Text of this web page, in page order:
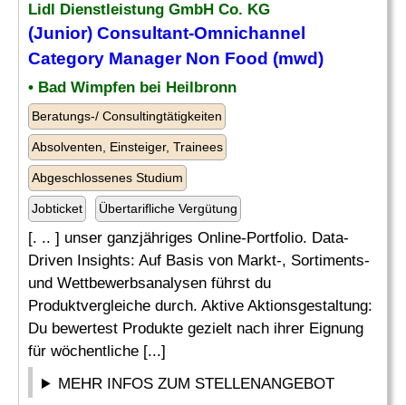
Lidl Dienstleistung GmbH Co. KG
(Junior) Consultant-Omnichannel
Category Manager Non Food (mwd)
• Bad Wimpfen bei Heilbronn
Beratungs-/ Consultingtätigkeiten
Absolventen, Einsteiger, Trainees
Abgeschlossenes Studium
Jobticket Übertarifliche Vergütung
[. .. ] unser ganzjähriges Online-Portfolio. Data-
Driven Insights: Auf Basis von Markt-, Sortiments-
und Wettbewerbsanalysen führst du
Produktvergleiche durch. Aktive Aktionsgestaltung:
Du bewertest Produkte gezielt nach ihrer Eignung
für wöchentliche [...]
MEHR INFOS ZUM STELLENANGEBOT